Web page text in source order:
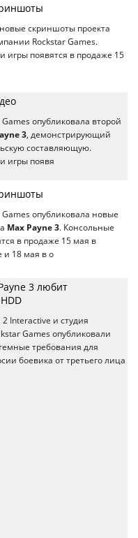
скриншоты проекта
Rockstar Games.
игры появятся в продаже 15
опубликовала второй
3, демонстрирующий
составляющую.
игры появя
опубликовала новые
Max Payne 3. Консольные
в продаже 15 мая в
и 18 мая в о
3 любит
2 Interactive и студия
Games опубликовали
требования для
боевика от третьего лица